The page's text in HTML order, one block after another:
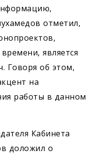
отметил,
является
Говоря об этом,
на
работы в данном
Кабинета
доложил о